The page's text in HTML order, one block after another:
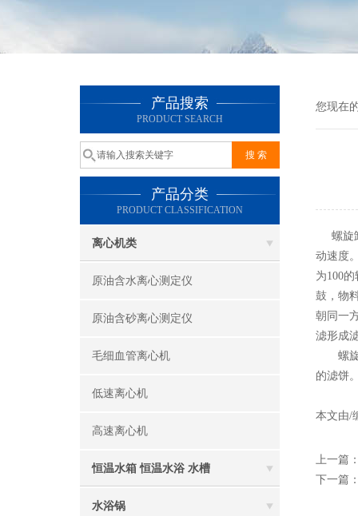
产品搜索
PRODUCT SEARCH
产品分类
PRODUCT CLASSIFICATION
离心机类
原油含水离心测定仪
原油含砂离心测定仪
毛细血管离心机
低速离心机
高速离心机
恒温水箱 恒温水浴 水槽
水浴锅
您现在
螺旋
动速度
为100
鼓，物
朝同一
滤形成
螺旋
的滤饼
本文由/
上一篇
下一篇